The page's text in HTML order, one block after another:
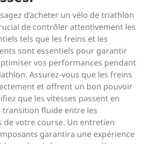
d’acheter un vélo de triathlon
de contrôler attentivement les
tels que les freins et les
sont essentiels pour garantir
vos performances pendant
Assurez-vous que les freins
et offrent un bon pouvoir
que les vitesses passent en
fluide entre les
de votre course. Un entretien
garantira une expérience